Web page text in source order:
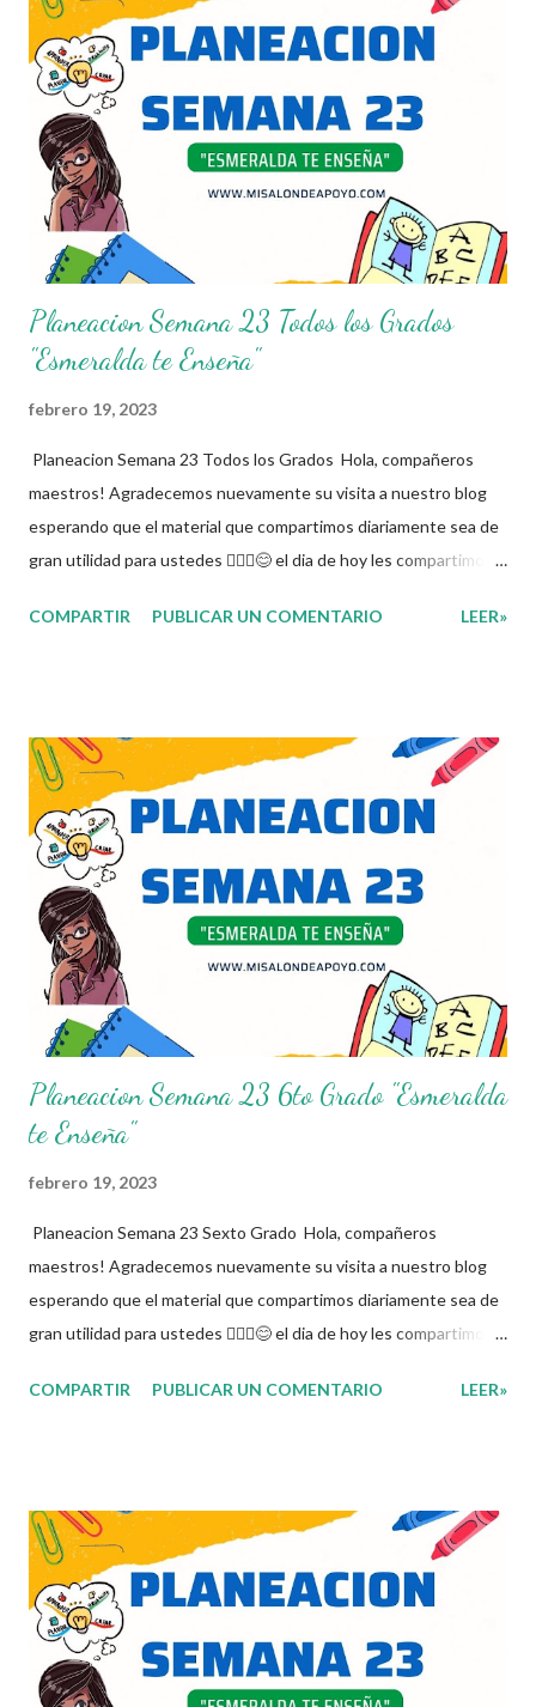
fortalecer los procesos de enseñanza y aprendizaje para que los
alumnos alcacen los niveles de logro educativo. Agradecemos a
los creadores de estos increibles archivos ya que gracias a su
dedicacion y trabajo podemos gozar de estas planeaciones
didacticas, recuerden que nosotros solo los compartimos con
fines educativos, didácticos e informativos.😊 Obtén
documento completo ...
Planeacion Semana 23 Todos los Grados
"Esmeralda te Enseña"
febrero 19, 2023
Planeacion Semana 23 Todos los Grados Hola, compañeros
maestros! Agradecemos nuevamente su visita a nuestro blog
esperando que el material que compartimos diariamente sea de
gran utilidad para ustedes 🙋🏽‍♂️😊 el dia de hoy les compartimos
proceso muy importante para los docentes ya que es el
donde se pretende incorporar todos los conocimientos que se
quieren mirar, para de esta forma asentar el conocimiento entre
sus alumnos. Agradecemos a los creadores de estos increibles
archivos ya que gracias a su dedicacion y trabajo podemos gozar
de estas planeaciones didacticas, recuerden que nosotros solo
los compartimos con fines educativos, didácticos e informativos.
😊 Obtén planeaciones de acuerdo al grado que requieras aquí
👇👇👇 Planeaci...
COMPARTIR PUBLICAR UN COMENTARIO LEER»
Planeacion Semana 23 6to Grado "Esmeralda
te Enseña"
febrero 19, 2023
Planeacion Semana 23 Sexto Grado Hola, compañeros
maestros! Agradecemos nuevamente su visita a nuestro blog
esperando que el material que compartimos diariamente sea de
gran utilidad para ustedes 🙋🏽‍♂️😊 el dia de hoy les compartimos
proceso muy importante para los docentes ya que es el
donde se pretende incorporar todos los conocimientos que se
quieren mirar, para de esta forma asentar el conocimiento entre
sus alumnos. Agradecemos a los creadores de estos increibles
archivos ya que gracias a su dedicacion y trabajo podemos gozar
de estas planeaciones didacticas, recuerden que nosotros solo
los compartimos con fines educativos, didácticos e informativos.
COMPARTIR PUBLICAR UN COMENTARIO LEER»